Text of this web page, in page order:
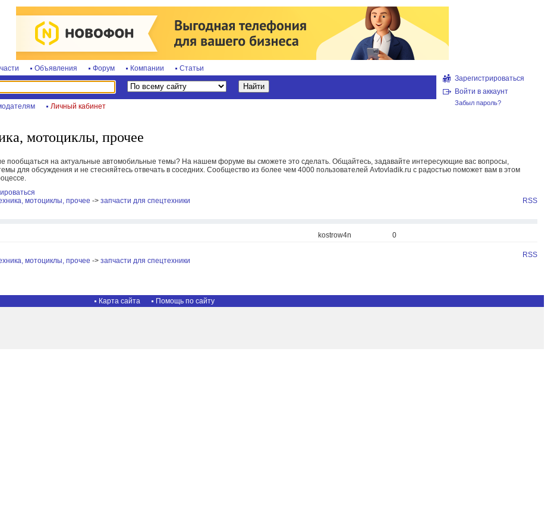
Объявления Форум Компании Статьи
Личный кабинет
Зарегистрироваться
Войти в аккаунт
Забыл пароль?
мотоциклы, прочее
пообщаться на актуальные автомобильные темы? На нашем форуме вы сможете это сделать. Общайтесь, задавайте интересующие вас вопросы,
для обсуждения и не стесняйтесь отвечать в соседних. Сообщество из более чем 4000 пользователей Avtovladik.ru с радостью поможет вам в этом
мотоциклы, прочее -> запчасти для спецтехники
RSS
kostrow4n
0
мотоциклы, прочее -> запчасти для спецтехники
RSS
Карта сайта Помощь по сайту